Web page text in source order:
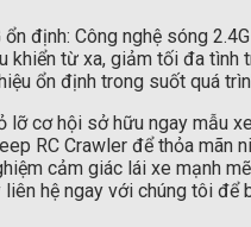
ổn định: Công nghệ sóng
khiển từ xa, giảm tối đa tình
ổn định trong suốt quá
lỡ cơ hội sở hữu ngay mẫu
RC Crawler để thỏa mãn
cảm giác lái xe mạnh
liên hệ ngay với chúng tôi để